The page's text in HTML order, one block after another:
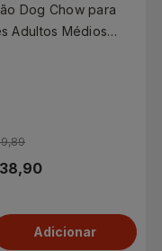
Dog Chow para
Adultos Médios
Adicionar